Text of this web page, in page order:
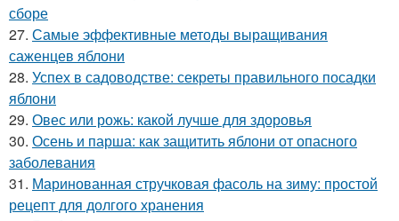
сборе
27. Самые эффективные методы выращивания
саженцев яблони
28. Успех в садоводстве: секреты правильного посадки
яблони
29. Овес или рожь: какой лучше для здоровья
30. Осень и парша: как защитить яблони от опасного
заболевания
31. Маринованная стручковая фасоль на зиму: простой
рецепт для долгого хранения